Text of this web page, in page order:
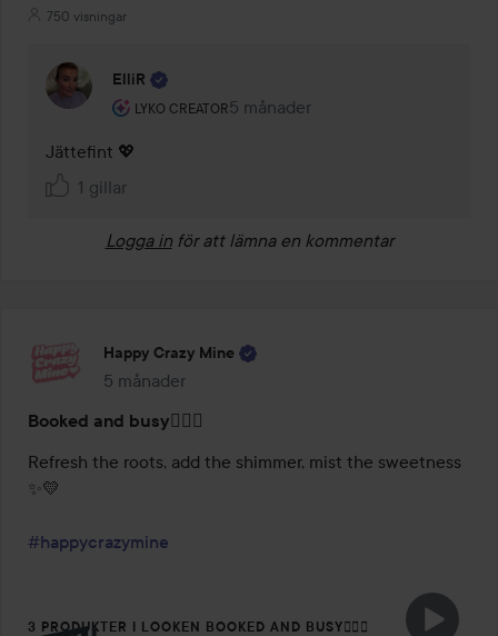
750 visningar
ElliR
LYKO CREATOR
Användarens roll: Lyko Creator.
5 månader
Kommentaren lades 5 månader
Jättefint 💖
1 gillar
Logga in för att lämna en kommentar
Happy Crazy Mine
5 månader
Inlägget skapades 5 månader
Booked and busy🧖‍♀️✨
Refresh the roots, add the shimmer, mist the sweetness
✨💛
#happycrazymine
3 PRODUKTER I LOOKEN BOOKED AND BUSY🧖‍♀️✨